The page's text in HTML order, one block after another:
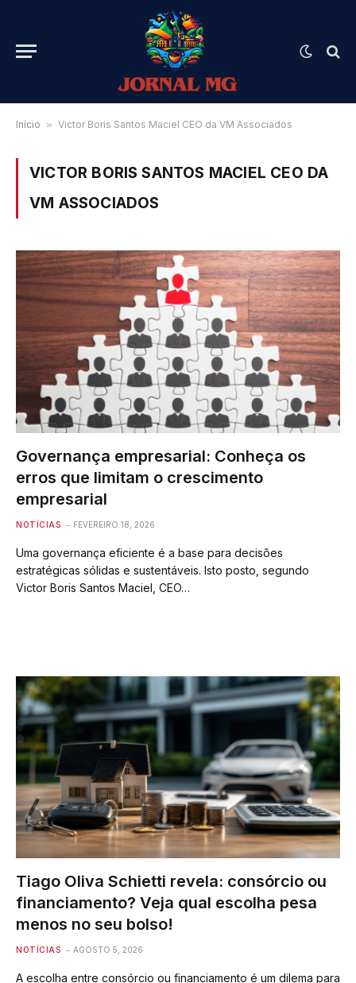
Início » Victor Boris Santos Maciel CEO da VM Associados
VICTOR BORIS SANTOS MACIEL CEO DA
VM ASSOCIADOS
Governança empresarial: Conheça os
erros que limitam o crescimento
empresarial
NOTÍCIAS FEVEREIRO 18, 2026
Uma governança eficiente é a base para decisões
estratégicas sólidas e sustentáveis. Isto posto, segundo
Victor Boris Santos Maciel, CEO…
Tiago Oliva Schietti revela: consórcio ou
financiamento? Veja qual escolha pesa
menos no seu bolso!
NOTÍCIAS AGOSTO 5, 2026
A escolha entre consórcio ou financiamento é um dilema para